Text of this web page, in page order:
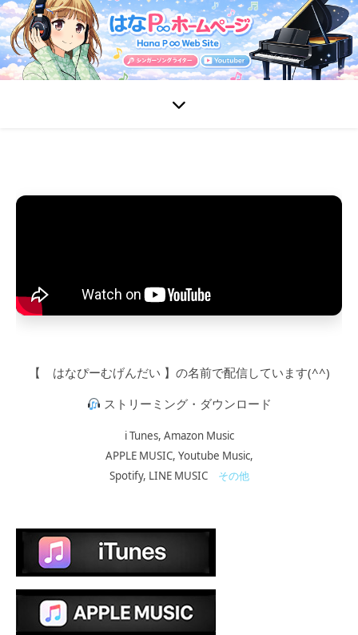
【 はなぴーむげんだい 】の名前で配信しています(^^)
ストリーミング・ダウンロード
i Tunes, Amazon Music
APPLE MUSIC, Youtube Music,
Spotify, LINE MUSIC その他